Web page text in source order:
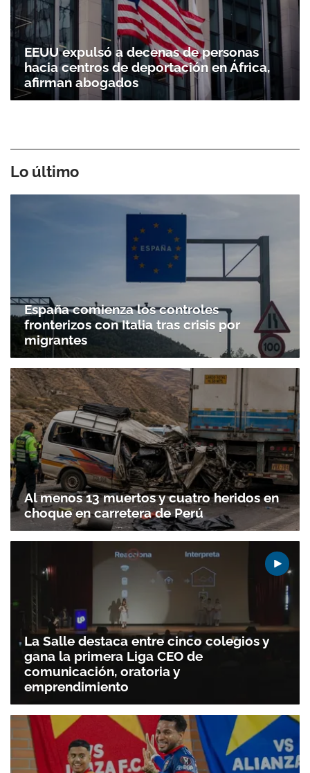
EEUU expulsó a decenas de personas
hacia centros de deportación en África,
afirman abogados
Lo último
España comienza los controles
fronterizos con Italia tras crisis por
migrantes
Al menos 13 muertos y cuatro heridos en
choque en carretera de Perú
La Salle destaca entre cinco colegios y
gana la primera Liga CEO de
comunicación, oratoria y
emprendimiento